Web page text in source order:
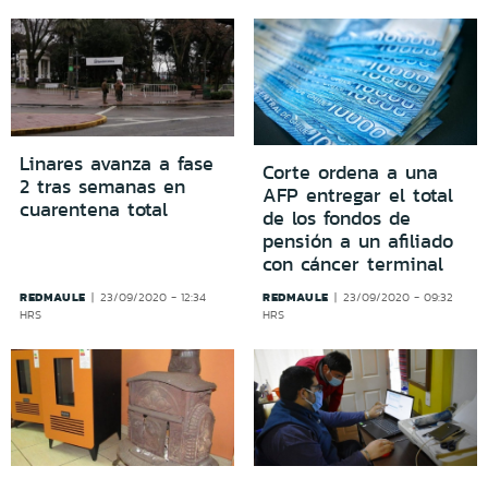
Linares avanza a fase
2 tras semanas en
cuarentena total
REDMAULE
23/09/2020 - 12:34
HRS
Corte ordena a una
AFP entregar el total
de los fondos de
pensión a un afiliado
con cáncer terminal
REDMAULE
23/09/2020 - 09:32
HRS